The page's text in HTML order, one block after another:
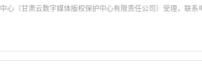
心（甘肃云数字媒体版权保护中心有限责任公司）受理，联系